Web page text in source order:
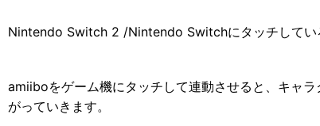
Nintendo Switch 2 /Nintendo Switchにタッチしてい
amiiboをゲーム機にタッチして連動させると、キャ
がっていきます。